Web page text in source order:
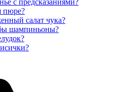
с предсказаниями?
пюре?
салат чука?
шампиньоны?